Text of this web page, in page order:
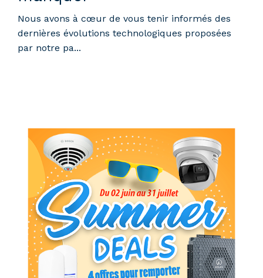
Nous avons à cœur de vous tenir informés des
dernières évolutions technologiques proposées
par notre pa...